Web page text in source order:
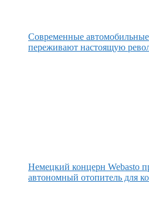
Современные
переживают настоящую
Немецкий концерн Webasto
автономный отопитель для